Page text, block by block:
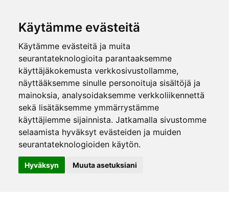
Käytämme evästeitä
Käytämme evästeitä ja muita
seurantateknologioita parantaaksemme
käyttäjäkokemusta verkkosivustollamme,
näyttääksemme sinulle personoituja sisältöjä ja
mainoksia, analysoidaksemme verkkoliikennettä
sekä lisätäksemme ymmärrystämme
käyttäjiemme sijainnista. Jatkamalla sivustomme
selaamista hyväksyt evästeiden ja muiden
seurantateknologioiden käytön.
Hyväksyn Muuta asetuksiani